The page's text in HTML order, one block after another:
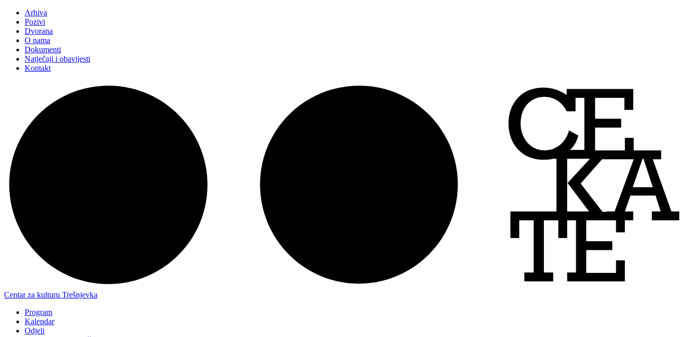
Arhiva
Pozivi
Dvorana
O nama
Dokumenti
Natječaji i obavijesti
Kontakt
Centar za kulturu Trešnjevka
Program
Kalendar
Odjeli